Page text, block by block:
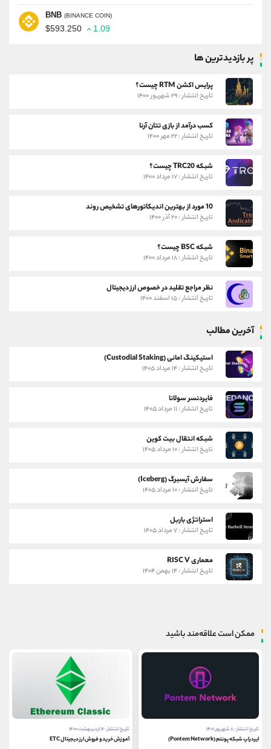
BNB (BINANCE COIN)
$593.250 1.09
پر بازدیدترین ها
پرایس اکشن RTM چیست؟
تاریخ انتشار : ۲۹ شهریور ۱۴۰۰
کسب درآمد از بازی تتان آرنا
تاریخ انتشار : ۲۲ مهر ۱۴۰۰
شبکه TRC20 چیست؟
تاریخ انتشار : ۱۷ مرداد ۱۴۰۰
10 مورد از بهترین اندیکاتورهای تشخیص روند
تاریخ انتشار : ۲۰ آذر ۱۴۰۰
شبکه BSC چیست؟
تاریخ انتشار : ۱۸ مرداد ۱۴۰۰
نظر مراجع تقلید در خصوص ارز دیجیتال
تاریخ انتشار : ۱۵ اسفند ۱۴۰۰
آخرین مطالب
استیکینگ امانی (Custodial Staking)
تاریخ انتشار : ۱۴ مرداد ۱۴۰۵
فایردنسر سولانا
تاریخ انتشار : ۱۱ مرداد ۱۴۰۵
شبکه انتقال بیت کوین
تاریخ انتشار : ۱۰ مرداد ۱۴۰۵
سفارش آیسبرگ (Iceberg)
تاریخ انتشار : ۱۰ مرداد ۱۴۰۵
استراتژی باربل
تاریخ انتشار : ۷ مرداد ۱۴۰۵
معماری RISC V
تاریخ انتشار : ۱۴ بهمن ۱۴۰۴
ممکن است علاقه‌مند باشید
تاریخ انتشار : ۸ شهریور ۱۴۰۱
ایردراپ شبکه پونتم (Pontem Network)
تاریخ انتشار : ۱۶ اردیبهشت ۱۴۰۰
آموزش خرید و فروش ارز دیجیتال ETC